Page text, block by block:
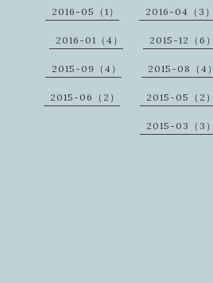
2016-05（1） 2016-04（3）
2016-01（4） 2015-12（6）
2015-09（4） 2015-08（4）
2015-06（2） 2015-05（2）
2015-03（3）